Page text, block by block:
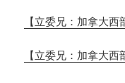
【立委兄：加拿大西
【立委兄：加拿大西